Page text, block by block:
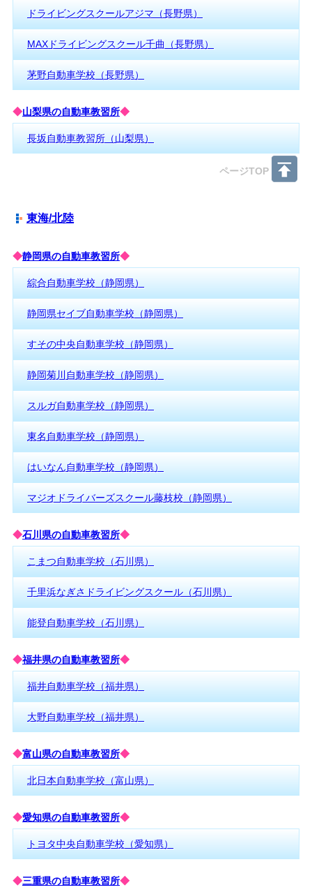
ドライビングスクールアジマ（長野県）
MAXドライビングスクール千曲（長野県）
茅野自動車学校（長野県）
◆山梨県の自動車教習所◆
長坂自動車教習所（山梨県）
ページTOP
東海/北陸
◆静岡県の自動車教習所◆
綜合自動車学校（静岡県）
静岡県セイブ自動車学校（静岡県）
すその中央自動車学校（静岡県）
静岡菊川自動車学校（静岡県）
スルガ自動車学校（静岡県）
東名自動車学校（静岡県）
はいなん自動車学校（静岡県）
マジオドライバーズスクール藤枝校（静岡県）
◆石川県の自動車教習所◆
こまつ自動車学校（石川県）
千里浜なぎさドライビングスクール（石川県）
能登自動車学校（石川県）
◆福井県の自動車教習所◆
福井自動車学校（福井県）
大野自動車学校（福井県）
◆富山県の自動車教習所◆
北日本自動車学校（富山県）
◆愛知県の自動車教習所◆
トヨタ中央自動車学校（愛知県）
◆三重県の自動車教習所◆